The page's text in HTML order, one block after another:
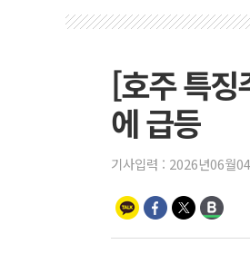
[호주 특징
에 급등
기사입력 : 2026년06월